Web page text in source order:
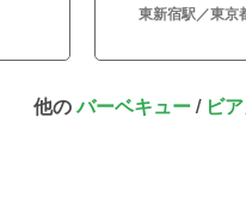
東新宿駅／東京
他のバーベキュー/ ビ